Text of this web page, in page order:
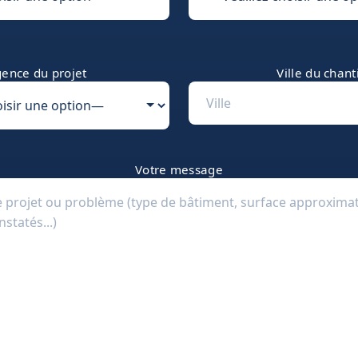
du projet Ville du
Votre message